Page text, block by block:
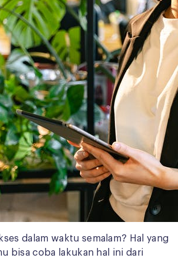
dalam waktu semalam? Hal yang
bisa coba lakukan hal ini dari